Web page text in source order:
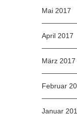
Mai 2017
April 2017
März 2017
Februar
Januar